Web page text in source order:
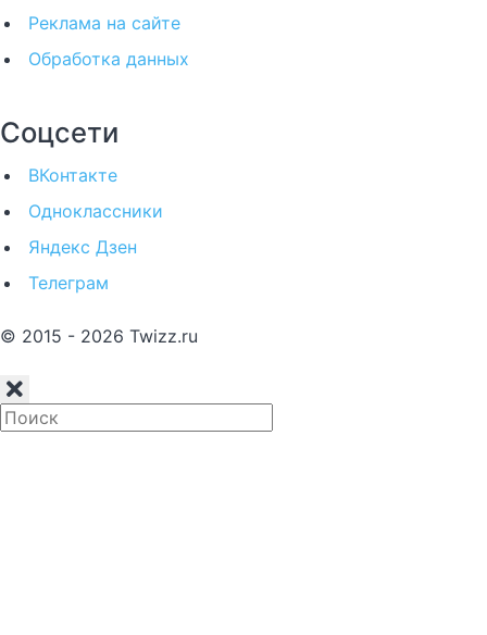
Реклама на сайте
Обработка данных
Соцсети
ВКонтакте
Одноклассники
Яндекс Дзен
Телеграм
© 2015 - 2026 Twizz.ru